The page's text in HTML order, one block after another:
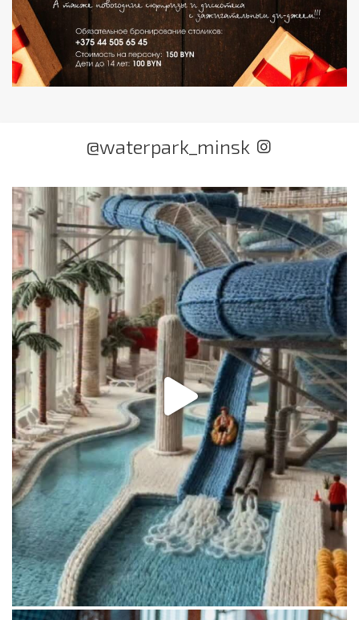
@waterpark_minsk